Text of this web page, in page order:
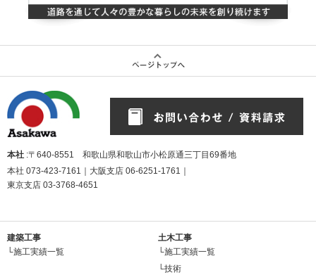
本社 :〒640-8551 和歌山県和歌山市小松原通三丁目69番地
本社 073-423-7161 ｜大阪支店 06-6251-1761
東京支店 03-3768-4651
建築工事
└施工実績一覧
土木工事
└施工実績一覧
└技術